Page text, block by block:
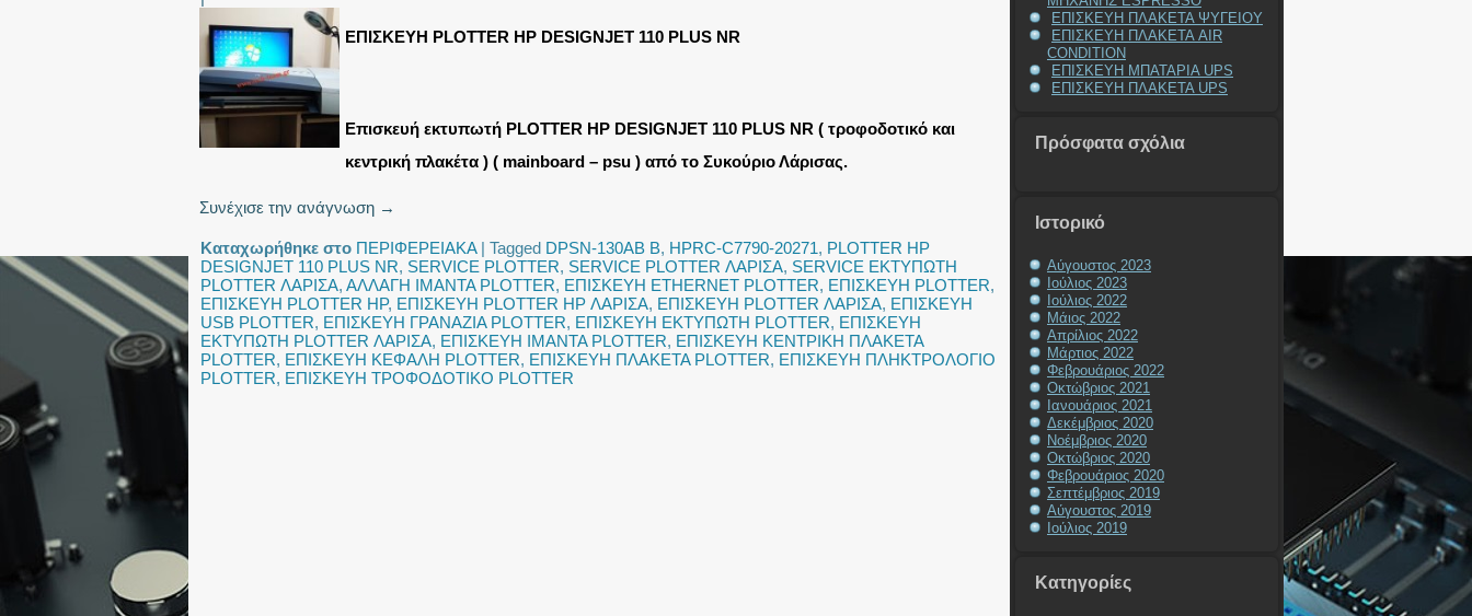
ΕΠΙΣΚΕΥΗ PLOTTER HP DESIGNJET 110 PLUS NR
Επισκευή εκτυπωτή PLOTTER HP DESIGNJET 110 PLUS NR ( τροφοδοτικό και
κεντρική πλακέτα ) ( mainboard – psu ) από το Συκούριο Λάρισας.
Συνέχισε την ανάγνωση →
Καταχωρήθηκε στο ΠΕΡΙΦΕΡΕΙΑΚΑ| Tagged DPSN-130AB B, HPRC-C7790-20271, PLOTTER HP
DESIGNJET 110 PLUS NR, SERVICE PLOTTER, SERVICE PLOTTER ΛΑΡΙΣΑ, SERVICE ΕΚΤΥΠΩΤΗ
PLOTTER ΛΑΡΙΣΑ, ΑΛΛΑΓΗ ΙΜΑΝΤΑ PLOTTER, ΕΠΙΣΚΕΥΗ ETHERNET PLOTTER, ΕΠΙΣΚΕΥΗ PLOTTER,
ΕΠΙΣΚΕΥΗ PLOTTER HP, ΕΠΙΣΚΕΥΗ PLOTTER HP ΛΑΡΙΣΑ, ΕΠΙΣΚΕΥΗ PLOTTER ΛΑΡΙΣΑ, ΕΠΙΣΚΕΥΗ
USB PLOTTER, ΕΠΙΣΚΕΥΗ ΓΡΑΝΑΖΙΑ PLOTTER, ΕΠΙΣΚΕΥΗ ΕΚΤΥΠΩΤΗ PLOTTER, ΕΠΙΣΚΕΥΗ
ΕΚΤΥΠΩΤΗ PLOTTER ΛΑΡΙΣΑ, ΕΠΙΣΚΕΥΗ ΙΜΑΝΤΑ PLOTTER, ΕΠΙΣΚΕΥΗ ΚΕΝΤΡΙΚΗ ΠΛΑΚΕΤΑ
PLOTTER, ΕΠΙΣΚΕΥΗ ΚΕΦΑΛΗ PLOTTER, ΕΠΙΣΚΕΥΗ ΠΛΑΚΕΤΑ PLOTTER, ΕΠΙΣΚΕΥΗ ΠΛΗΚΤΡΟΛΟΓΙΟ
PLOTTER, ΕΠΙΣΚΕΥΗ ΤΡΟΦΟΔΟΤΙΚΟ PLOTTER
ΕΠΙΣΚΕΥΗ ΠΛΑΚΕΤΑ ΨΥΓΕΙΟΥ
ΕΠΙΣΚΕΥΗ ΠΛΑΚΕΤΑ AIR
CONDITION
ΕΠΙΣΚΕΥΗ ΜΠΑΤΑΡΙΑ UPS
ΕΠΙΣΚΕΥΗ ΠΛΑΚΕΤΑ UPS
Πρόσφατα σχόλια
Ιστορικό
Αύγουστος 2023
Ιούλιος 2023
Ιούλιος 2022
Μάιος 2022
Απρίλιος 2022
Μάρτιος 2022
Φεβρουάριος 2022
Οκτώβριος 2021
Ιανουάριος 2021
Δεκέμβριος 2020
Νοέμβριος 2020
Οκτώβριος 2020
Φεβρουάριος 2020
Σεπτέμβριος 2019
Αύγουστος 2019
Ιούλιος 2019
Kατηγορίες